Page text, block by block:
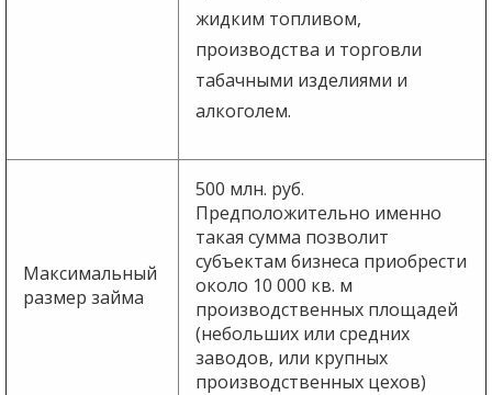
жидким топливом,
производства и торговли
табачными изделиями и
алкоголем.
Максимальный
размер займа
500 млн. руб.
Предположительно именно
такая сумма позволит
субъектам бизнеса приобрести
около 10 000 кв. м
производственных площадей
(небольших или средних
заводов, или крупных
производственных цехов)